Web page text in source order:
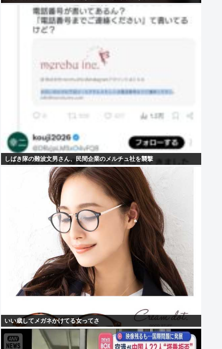
しばき隊の難波文男さん、民間企業のメルチュ社を襲撃
いい歳してメガネかけてる女ってさ